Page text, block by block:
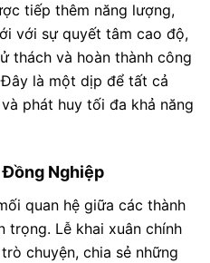
tiếp thêm năng lượng,
với sự quyết tâm cao độ,
thách và hoàn thành công
là một dịp để tất cả
phát huy tối đa khả năng
Đồng Nghiệp
quan hệ giữa các thành
trọng. Lễ khai xuân chính
chuyện, chia sẻ những